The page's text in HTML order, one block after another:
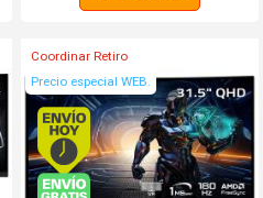
antes de 13Hs.
Coordinar Retiro
Precio especial WEB.
Envío hoy.